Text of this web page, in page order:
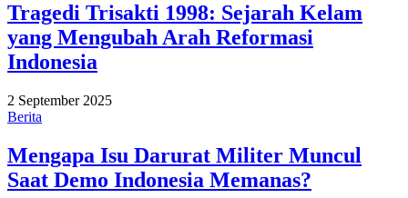
Tragedi Trisakti 1998: Sejarah Kelam
yang Mengubah Arah Reformasi
Indonesia
2 September 2025
Berita
Mengapa Isu Darurat Militer Muncul
Saat Demo Indonesia Memanas?